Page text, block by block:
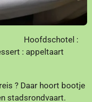
Hoofdschotel :
: appeltaart
? Daar hoort bootje
stadsrondvaart.